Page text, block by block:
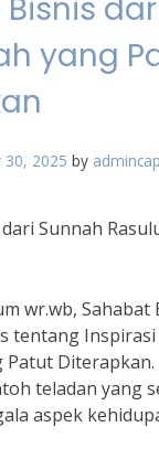
yang
30, 2025 by admincap
Sunnah
wr.wb,
tentang
Patut
teladan yang
aspek